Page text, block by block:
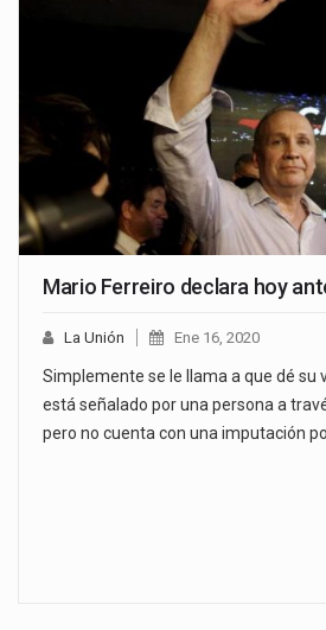
Mario Ferreiro declara hoy
La Unión Ene 16, 2020
Simplemente se le llama a que dé su
está señalado por una persona a
pero no cuenta con una imputación